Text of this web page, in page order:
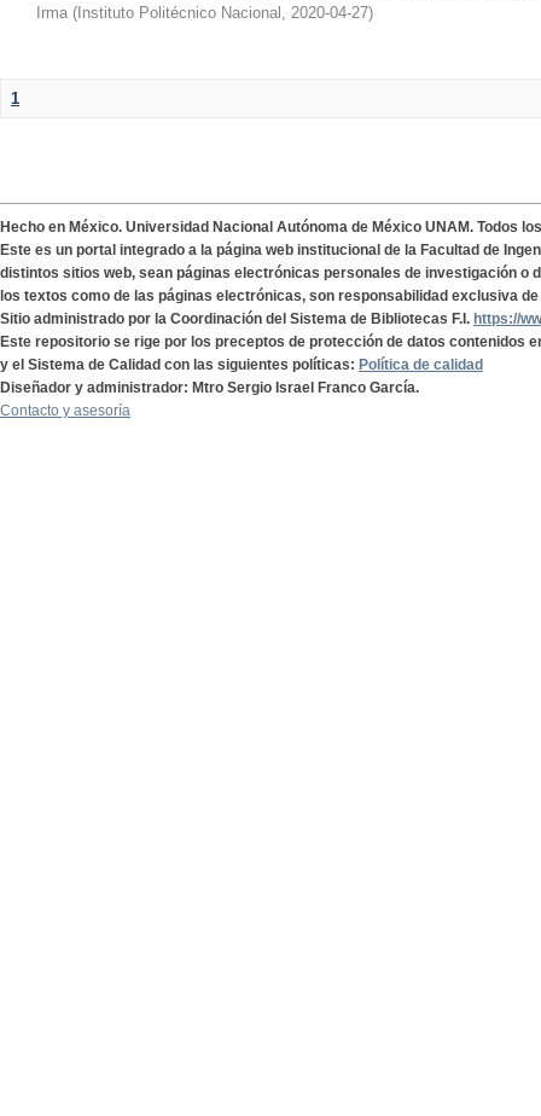
Irma ( Instituto Politécnico Nacional , 2020-04-27)
1
Hecho en México. Universidad Nacional Autónoma de México UNAM. Todos
Este es un portal integrado a la página web institucional de la Facultad de
distintos sitios web, sean páginas electrónicas personales de investigación o
los textos como de las páginas electrónicas, son responsabilidad exclusiva
Sitio administrado por la Coordinación del Sistema de Bibliotecas F.I. https://
Este repositorio se rige por los preceptos de protección de datos contenidos
y el Sistema de Calidad con las siguientes políticas: Política de calidad
Diseñador y administrador: Mtro Sergio Israel Franco García.
Contacto y asesoría